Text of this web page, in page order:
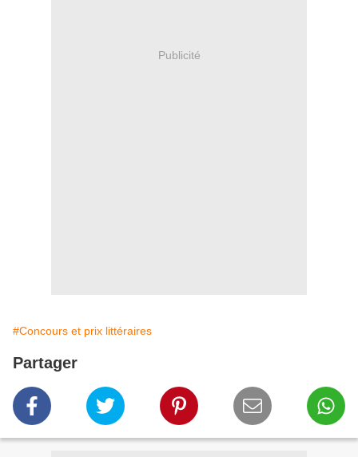
Publicité
#Concours et prix littéraires
Partager